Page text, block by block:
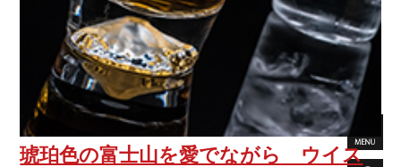
琥珀色の富士山を愛でながら ウイス